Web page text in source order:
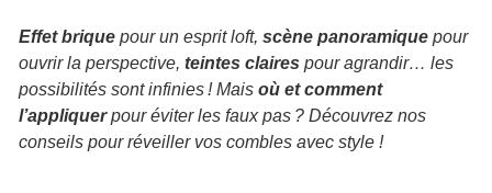
Effet brique pour un esprit loft, scène panoramique pour
ouvrir la perspective, teintes claires pour agrandir… les
possibilités sont infinies ! Mais où et comment
l’appliquerpour éviter les faux pas ? Découvrez nos
conseils pour réveiller vos combles avec style !